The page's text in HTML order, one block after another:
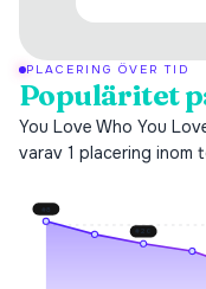
PLACERING ÖVER TID
Populäritet
You Love Who You
varav 1 placering inom
# 8
# 20